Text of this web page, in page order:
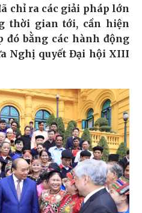
chỉ ra các giải pháp lớn
thời gian tới, cần hiện
đó bằng các hành động
Nghị quyết Đại hội XIII